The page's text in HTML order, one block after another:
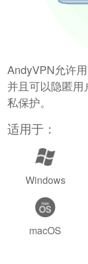
AndyVPN允许
并且可以隐匿
私保护。
适用于：
Windows
macOS